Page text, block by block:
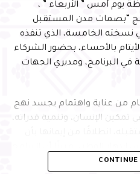
يوم أمس ” الأربعاء ” ،
“بصمات مدن المستقبل
نسخته الخامسة، الذي تنفذه
بالأحساء، بحضور الشركاء
في البرنامج، ومديري الجهات
من عناية واهتمام يجسد نهج
تمكين الإنسان، وتنمية قدراته،
وبناء الشخصية تسهم فيCONTINUE